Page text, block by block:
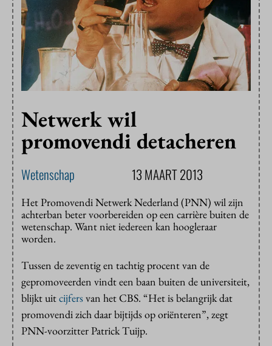
Netwerk wil
promovendi detacheren
Wetenschap 13 MAART 2013
Het Promovendi Netwerk Nederland (PNN) wil zijn
achterban beter voorbereiden op een carrière buiten de
wetenschap. Want niet iedereen kan hoogleraar
worden.
Tussen de zeventig en tachtig procent van de
gepromoveerden vindt een baan buiten de universiteit,
blijkt uitcijfersvan het CBS. “Het is belangrijk dat
promovendi zich daar bijtijds op oriënteren”, zegt
PNN-voorzitter Patrick Tuijp.